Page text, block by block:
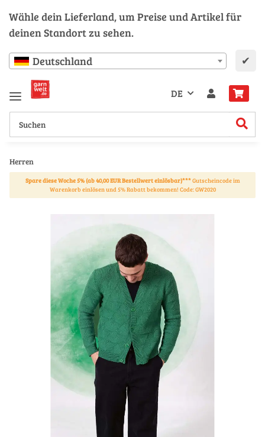
Wähle dein Lieferland, um Preise und Artikel für
deinen Standort zu sehen.
Deutschland ✔
DE
Herren
Spare diese Woche 5% (ab 40,00 EUR Bestellwert einlösbar)***Gutscheincode im
Warenkorb einlösen und 5% Rabatt bekommen! Code: GW2020